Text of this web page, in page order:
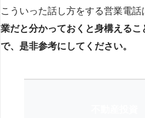
こういった話し方をする営業電話
業だと分かっておくと身構える
で、是非参考にしてください。